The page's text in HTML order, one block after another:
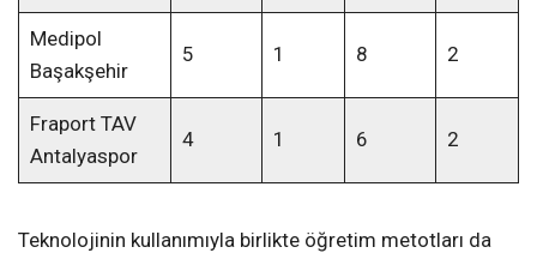
Medipol
Başakşehir
5 1 8 2
Fraport TAV
Antalyaspor
4 1 6 2
Teknolojinin kullanımıyla birlikte öğretim metotları da